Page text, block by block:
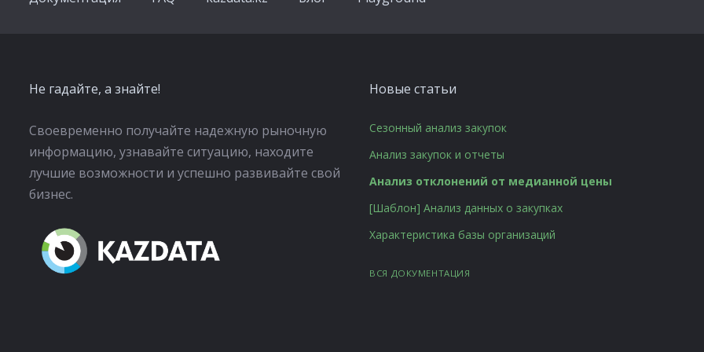
Не гадайте, а знайте!
Своевременно получайте надежную рыночную
информацию, узнавайте ситуацию, находите
лучшие возможности и успешно развивайте свой
бизнес.
Новые статьи
Сезонный анализ закупок
Анализ закупок и отчеты
Анализ отклонений от медианной цены
[Шаблон] Анализ данных о закупках
Характеристика базы организаций
ВСЯ ДОКУМЕНТАЦИЯ